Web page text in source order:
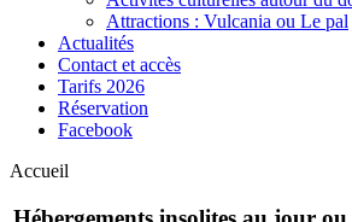
Attractions : Vulcania ou Le pal
Actualités
Contact et accès
Tarifs 2026
Réservation
Facebook
Accueil